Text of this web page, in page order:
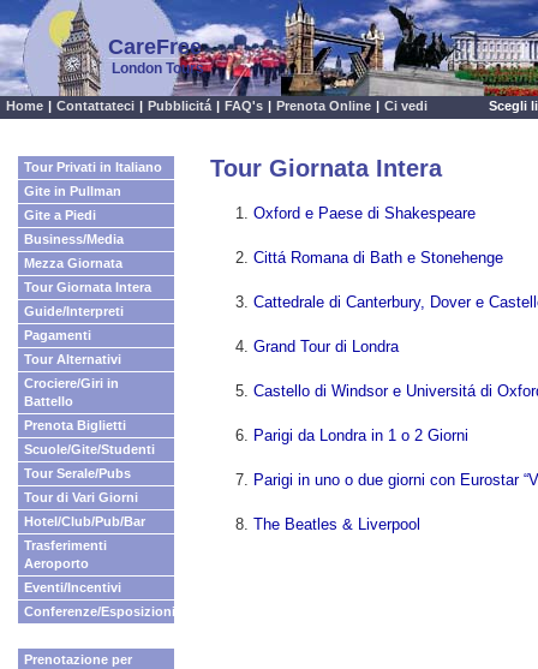
CareFree
London Tours
Tour Giornata Intera
Oxford e Paese di Shakespeare
Cittá Romana di Bath e Stonehenge
Cattedrale di Canterbury, Dover e
Grand Tour di Londra
Castello di Windsor e Universitá di
Parigi da Londra in 1 o 2 Giorni
Parigi in uno o due giorni con Eurostar
The Beatles & Liverpool
Home | Contattateci | Pubblicitá | FAQ's | Prenota Online | Ci vedi Scegli
Tour Privati in Italiano
Gite in Pullman
Gite a Piedi
Business/Media
Mezza Giornata
Tour Giornata Intera
Guide/Interpreti
Pagamenti
Tour Alternativi
Crociere/Giri in
Battello
Prenota Biglietti
Scuole/Gite/Studenti
Tour Serale/Pubs
Tour di Vari Giorni
Hotel/Club/Pub/Bar
Trasferimenti
Aeroporto
Eventi/Incentivi
Conferenze/Esposizioni
Prenotazione per